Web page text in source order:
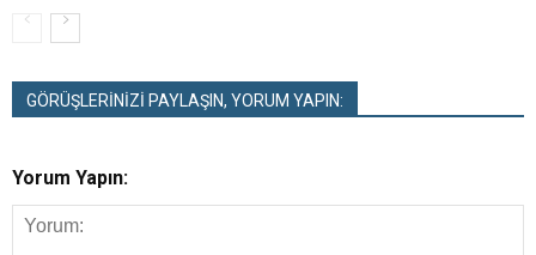
GÖRÜŞLERİNİZİ PAYLAŞIN, YORUM YAPIN:
Yorum Yapın: